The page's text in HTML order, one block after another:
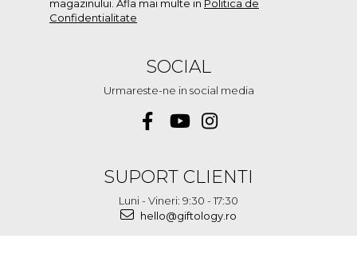
magazinului. Afla mai multe in Politica de
Confidentialitate
SOCIAL
Urmareste-ne in social media
SUPORT CLIENTI
Luni - Vineri: 9:30 - 17:30
hello@giftology.ro